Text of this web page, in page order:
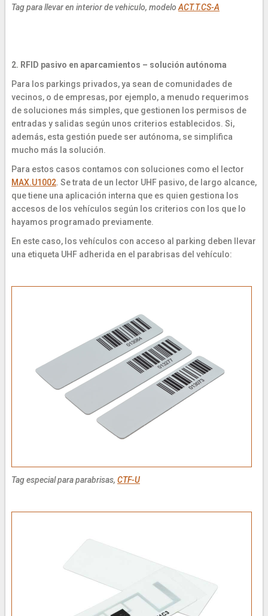
Tag para llevar en interior de vehiculo, modelo ACT.T.CS-A
2. RFID pasivo en aparcamientos – solución autónoma
Para los parkings privados, ya sean de comunidades de
vecinos, o de empresas, por ejemplo, a menudo requerimos
de soluciones más simples, que gestionen los permisos de
entradas y salidas según unos criterios establecidos. Si,
además, esta gestión puede ser autónoma, se simplifica
mucho más la solución.
Para estos casos contamos con soluciones como el lector
MAX.U1002. Se trata de un lector UHF pasivo, de largo alcance,
que tiene una aplicación interna que es quien gestiona los
accesos de los vehículos según los criterios con los que lo
hayamos programado previamente.
En este caso, los vehículos con acceso al parking deben llevar
una etiqueta UHF adherida en el parabrisas del vehículo:
Tag especial para parabrisas, CTF-U